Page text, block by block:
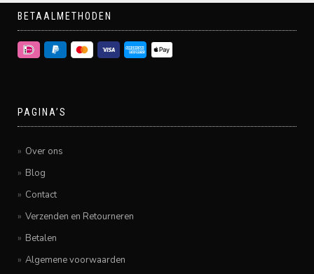
BETAALMETHODEN
PAGINA’S
Over ons
Blog
Contact
Verzenden en Retourneren
Betalen
Algemene voorwaarden